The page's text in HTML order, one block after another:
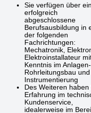
Sie verfügen über
erfolgreich
abgeschlossene
Berufsausbildung in
der folgenden
Fachrichtungen:
Mechatronik,
Elektroinstallateur
Kenntnis im
Rohrleitungsbau und
Instrumentierung
Des Weiteren haben
Erfahrung im
Kundenservice,
idealerweise im